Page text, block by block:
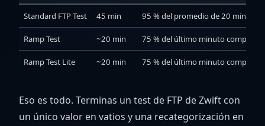
Standard FTP Test 45 min 95 % del promedio de 20 min
Ramp Test ~20 min 75 % del último minuto completo
Ramp Test Lite ~20 min 75 % del último minuto completo
Eso es todo. Terminas un test de FTP de Zwift con
un único valor en vatios y una recategorización en